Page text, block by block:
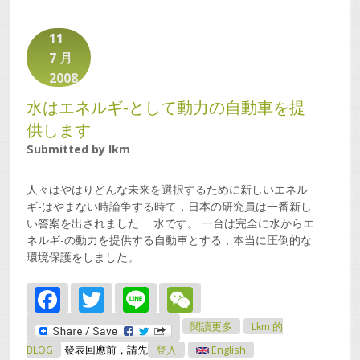
11
7 月
2008
水はエネルギ-として動力の自動車を提
供します
Submitted by lkm
人々はやはりどんな未来を選択するために新しいエネル
ギ-はやまない時論争する時て，日本の研究員は一番新し
い答案を出されました 水です。 一台は完全に水からエ
ネルギ-の動力を提供する自動車とする，本当に圧倒的な
環境保護をしました。
Facebook
Twitter
Line
閱讀更多關於水はエネルギ-とし
て動力の自動車を提供し
ます
Lkm 的
BLOG
發表回應前，請先 登入 English